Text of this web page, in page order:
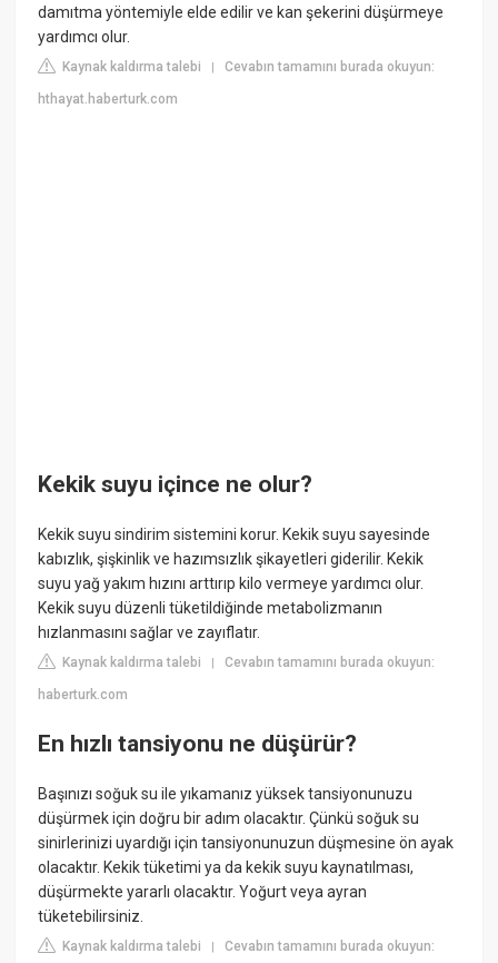
damıtma yöntemiyle elde edilir ve kan şekerini düşürmeye
yardımcı olur.
Kaynak kaldırma talebi |Cevabın tamamını burada okuyun:
hthayat.haberturk.com
Kekik suyu içince ne olur?
Kekik suyu sindirim sistemini korur. Kekik suyu sayesinde
kabızlık, şişkinlik ve hazımsızlık şikayetleri giderilir. Kekik
suyu yağ yakım hızını arttırıp kilo vermeye yardımcı olur.
Kekik suyu düzenli tüketildiğinde metabolizmanın
hızlanmasını sağlar ve zayıflatır.
Kaynak kaldırma talebi |Cevabın tamamını burada okuyun:
haberturk.com
En hızlı tansiyonu ne düşürür?
Başınızı soğuk su ile yıkamanız yüksek tansiyonunuzu
düşürmek için doğru bir adım olacaktır. Çünkü soğuk su
sinirlerinizi uyardığı için tansiyonunuzun düşmesine ön ayak
olacaktır. Kekik tüketimi ya da kekik suyu kaynatılması,
düşürmekte yararlı olacaktır. Yoğurt veya ayran
tüketebilirsiniz.
Kaynak kaldırma talebi |Cevabın tamamını burada okuyun: